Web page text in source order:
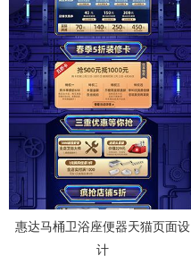
惠达马桶卫浴座便器天猫页面设
计